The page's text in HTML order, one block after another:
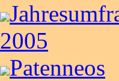
2005
Patenneos